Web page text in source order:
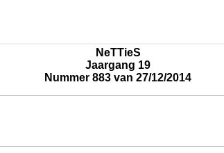
NeTTieS
Jaargang 19
Nummer 883 van 27/12/2014